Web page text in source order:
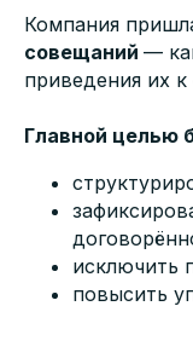
Компания
совещаний —
приведения их
Главной целью
исключить
повысить